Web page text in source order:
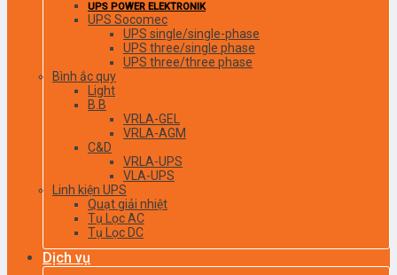
UPS POWER ELEKTRONIK
UPS Socomec
UPS single/single-phase
UPS three/single phase
UPS three/three phase
Bình ắc quy
Light
B.B
VRLA-GEL
VRLA-AGM
C&D
VRLA-UPS
VLA-UPS
Linh kiện UPS
Quạt giải nhiệt
Tụ Lọc AC
Tụ Lọc DC
Dịch vụ